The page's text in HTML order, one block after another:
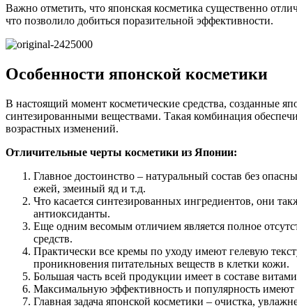
Важно отметить, что японская косметика существенно
что позволило добиться поразительной эффективности.
Особенности японской косметики
В настоящий момент косметические средства, созданные
синтезированными веществами. Такая комбинация
возрастных изменений.
Отличительные черты косметики из Японии:
Главное достоинство – натуральный состав без
ежей, змеиный яд и т.д.
Что касается синтезированных ингредиентов, они
антиоксиданты.
Еще одним весомым отличием является полное
средств.
Практически все кремы по уходу имеют гелевую
проникновения питательных веществ в клетки кожи.
Большая часть всей продукции имеет в составе
Максимальную эффективность и популярность
Главная задача японской косметики – очистка,